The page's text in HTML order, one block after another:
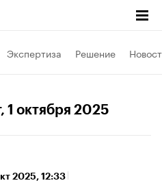
Экспертиза Решение
, 1 октября 2025
2025, 12:33